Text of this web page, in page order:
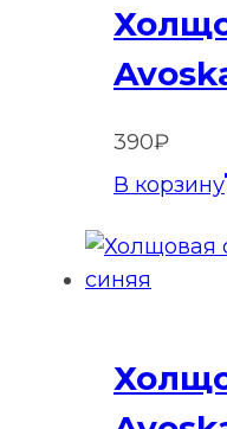
390₽
В корзину